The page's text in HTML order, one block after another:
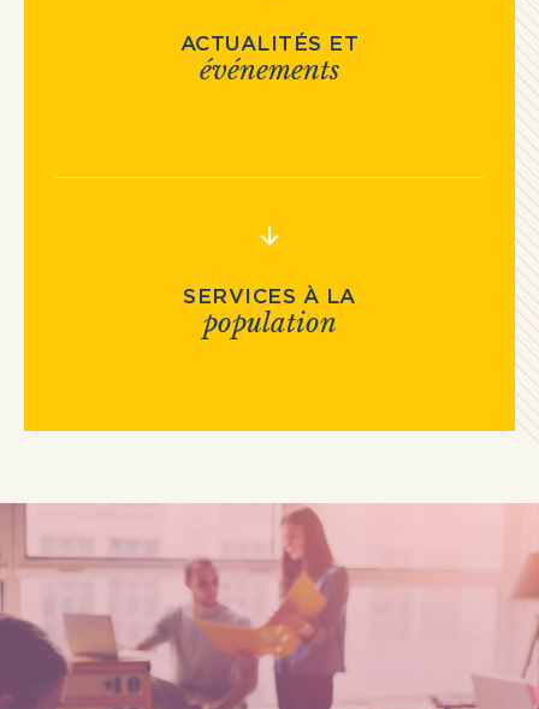
ACTUALITÉS ET
événements
SERVICES À LA
population